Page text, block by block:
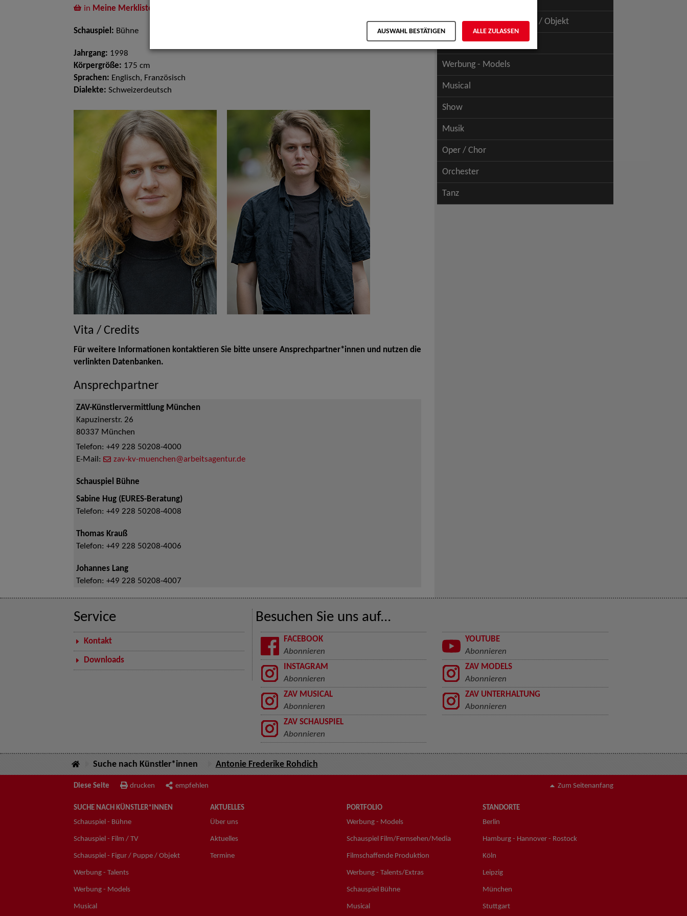
in Meine Merkliste
Schauspiel: Bühne
Jahrgang: 1998
Körpergröße: 175 cm
Sprachen: Englisch, Französisch
Dialekte: Schweizerdeutsch
Vita / Credits
Für weitere Informationen kontaktieren Sie bitte unsere Ansprechpartner*innen und nutzen die
verlinkten Datenbanken.
Ansprechpartner
ZAV-Künstlervermittlung München
Kapuzinerstr. 26
80337 München
Telefon: +49 228 50208-4000
E-Mail:
zav-kv-muenchen@arbeitsagentur.de
Schauspiel Bühne
Sabine Hug (EURES-Beratung)
Telefon: +49 228 50208-4008
Thomas Krauß
Telefon: +49 228 50208-4006
Johannes Lang
Telefon: +49 228 50208-4007
Schauspiel - Figur / Puppe / Objekt
Werbung - Talents
Werbung - Models
Musical
Show
Musik
Oper / Chor
Orchester
Tanz
Service
Kontakt
Downloads
Besuchen Sie uns auf...
FACEBOOK
Abonnieren
YOUTUBE
Abonnieren
INSTAGRAM
Abonnieren
ZAV MODELS
Abonnieren
ZAV MUSICAL
Abonnieren
ZAV UNTERHALTUNG
Abonnieren
ZAV SCHAUSPIEL
Abonnieren
Suche nach Künstler*innen Antonie Frederike Rohdich
Diese Seite drucken empfehlen Zum Seitenanfang
SUCHE NACH KÜNSTLER*INNEN
Schauspiel - Bühne
Schauspiel - Film / TV
Schauspiel - Figur / Puppe / Objekt
Werbung - Talents
Werbung - Models
Musical
AKTUELLES
Über uns
Aktuelles
Termine
PORTFOLIO
Werbung - Models
Schauspiel Film/Fernsehen/Media
Filmschaffende Produktion
Werbung - Talents/Extras
Schauspiel Bühne
Musical
STANDORTE
Berlin
Hamburg - Hannover - Rostock
Köln
Leipzig
München
Stuttgart
AUSWAHL BESTÄTIGEN ALLE ZULASSEN